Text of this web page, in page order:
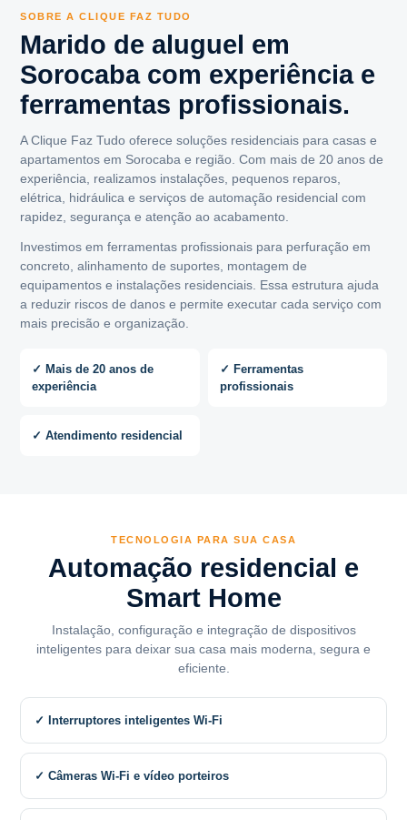
SOBRE A CLIQUE FAZ TUDO
Marido de aluguel em
Sorocaba com experiência e
ferramentas profissionais.
A Clique Faz Tudo oferece soluções residenciais para casas e
apartamentos em Sorocaba e região. Com mais de 20 anos de
experiência, realizamos instalações, pequenos reparos,
elétrica, hidráulica e serviços de automação residencial com
rapidez, segurança e atenção ao acabamento.
Investimos em ferramentas profissionais para perfuração em
concreto, alinhamento de suportes, montagem de
equipamentos e instalações residenciais. Essa estrutura ajuda
a reduzir riscos de danos e permite executar cada serviço com
mais precisão e organização.
✓ Mais de 20 anos de
experiência
✓ Ferramentas
profissionais
✓ Atendimento residencial
TECNOLOGIA PARA SUA CASA
Automação residencial e
Smart Home
Instalação, configuração e integração de dispositivos
inteligentes para deixar sua casa mais moderna, segura e
eficiente.
✓ Interruptores inteligentes Wi-Fi
✓ Câmeras Wi-Fi e vídeo porteiros